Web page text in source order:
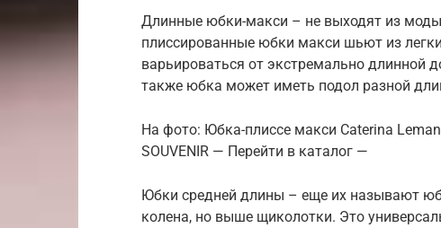
Длинные юбки-макси – не выходят из
плиссированные юбки макси шьют из
варьироваться от экстремально длинной
также юбка может иметь подол разной
На фото: Юбка-плиссе макси Caterina
SOUVENIR — Перейти в каталог —
Юбки средней длины – еще их называют
колена, но выше щиколотки. Это